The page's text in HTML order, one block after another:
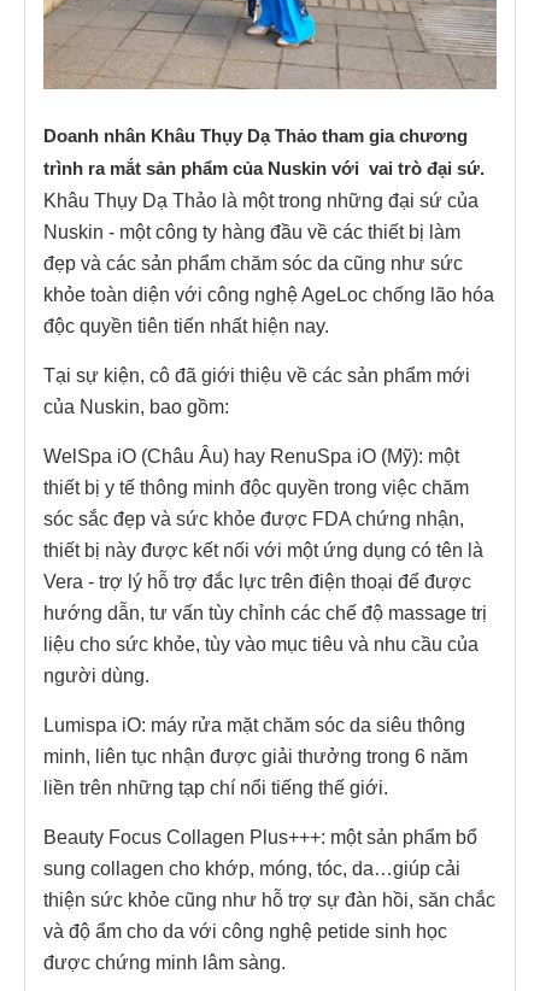
Doanh nhân Khâu Thụy Dạ Thảo tham gia chương
trình ra mắt sản phẩm của Nuskin với vai trò đại sứ.
Khâu Thụy Dạ Thảo là một trong những đại sứ của
Nuskin - một công ty hàng đầu về các thiết bị làm
đẹp và các sản phẩm chăm sóc da cũng như sức
khỏe toàn diện với công nghệ AgeLoc chống lão hóa
độc quyền tiên tiến nhất hiện nay.
Tại sự kiện, cô đã giới thiệu về các sản phẩm mới
của Nuskin, bao gồm:
WelSpa iO (Châu Âu) hay RenuSpa iO (Mỹ): một
thiết bị y tế thông minh độc quyền trong việc chăm
sóc sắc đẹp và sức khỏe được FDA chứng nhận,
thiết bị này được kết nối với một ứng dụng có tên là
Vera - trợ lý hỗ trợ đắc lực trên điện thoại để được
hướng dẫn, tư vấn tùy chỉnh các chế độ massage trị
liệu cho sức khỏe, tùy vào mục tiêu và nhu cầu của
người dùng.
Lumispa iO: máy rửa mặt chăm sóc da siêu thông
minh, liên tục nhận được giải thưởng trong 6 năm
liền trên những tạp chí nổi tiếng thế giới.
Beauty Focus Collagen Plus+++: một sản phẩm bổ
sung collagen cho khớp, móng, tóc, da…giúp cải
thiện sức khỏe cũng như hỗ trợ sự đàn hồi, săn chắc
và độ ẩm cho da với công nghệ petide sinh học
được chứng minh lâm sàng.